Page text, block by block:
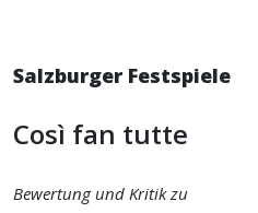
Salzburger Festspiele
Così fan tutte
Bewertung und Kritik zu